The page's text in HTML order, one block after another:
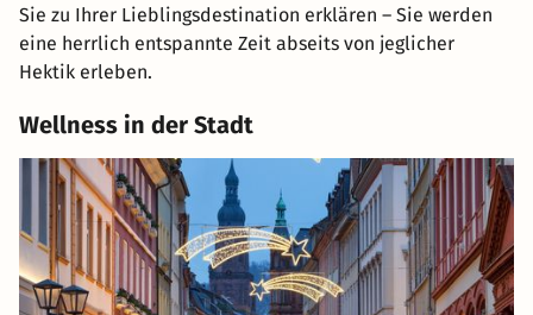
Sie zu Ihrer Lieblingsdestination erklären – Sie werden
eine herrlich entspannte Zeit abseits von jeglicher
Hektik erleben.
Wellness in der Stadt